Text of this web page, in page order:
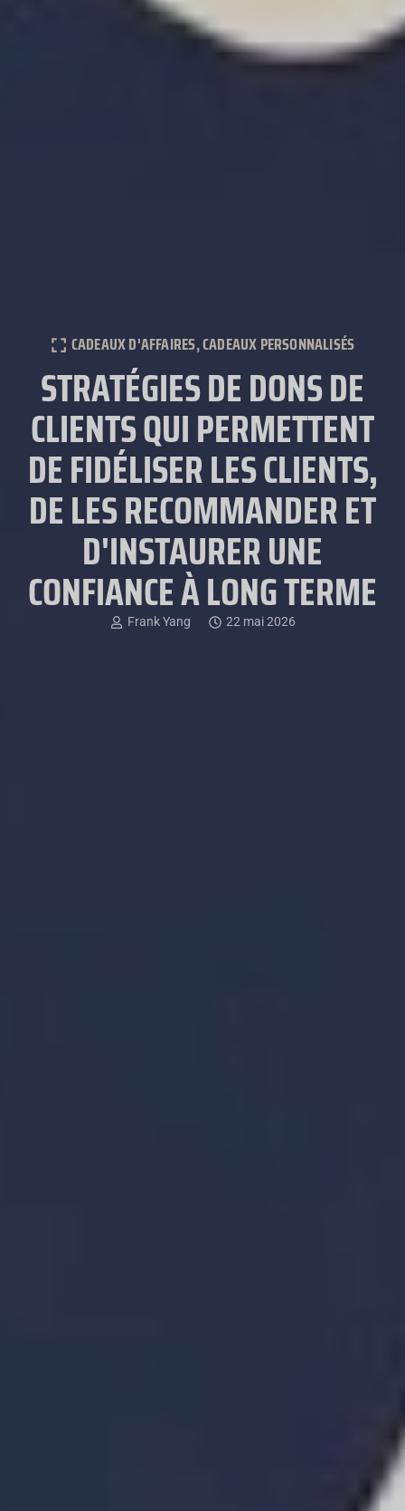
CADEAUX D'AFFAIRES,CADEAUX PERSONNALISÉS
STRATÉGIES DE DONS DE
CLIENTS QUI PERMETTENT
DE FIDÉLISER LES CLIENTS,
DE LES RECOMMANDER ET
D'INSTAURER UNE
CONFIANCE À LONG TERME
Frank Yang 22 mai 2026